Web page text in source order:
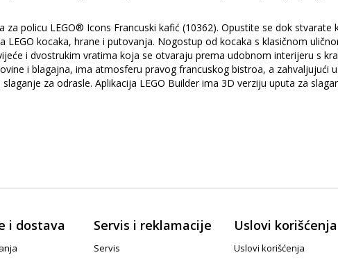
policu LEGO® Icons Francuski kafić (10362). Opustite se dok
kocaka, hrane i putovanja. Nogostup od kocaka s klasičnom
i dvostrukim vratima koja se otvaraju prema udobnom interijeru s
i blagajna, ima atmosferu pravog francuskog bistroa, a zahvaljujući
za odrasle. Aplikacija LEGO Builder ima 3D verziju uputa za
i dostava Servis i reklamacije
Servis
Uslovi korišćenja
Uslovi korišćenja